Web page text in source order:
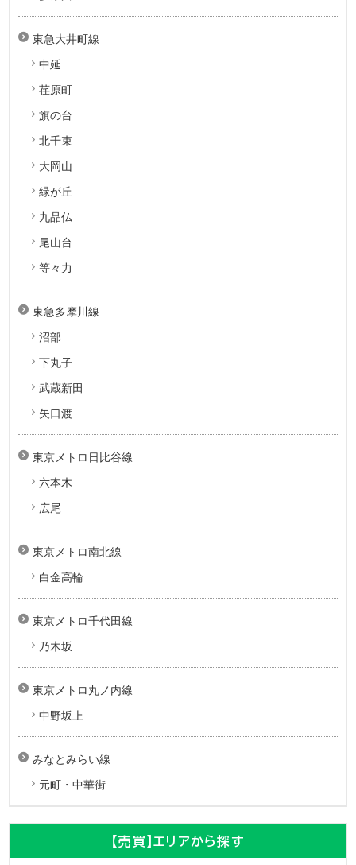
東急大井町線
中延
荏原町
旗の台
北千束
大岡山
緑が丘
九品仏
尾山台
等々力
東急多摩川線
沼部
下丸子
武蔵新田
矢口渡
東京メトロ日比谷線
六本木
広尾
東京メトロ南北線
白金高輪
東京メトロ千代田線
乃木坂
東京メトロ丸ノ内線
中野坂上
みなとみらい線
元町・中華街
【売買】エリアから探す